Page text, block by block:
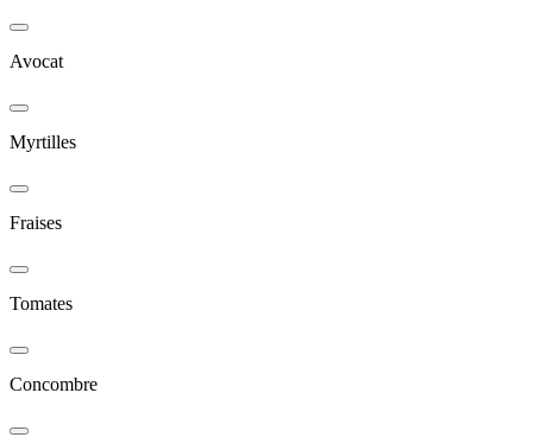
Avocat
Myrtilles
Fraises
Tomates
Concombre